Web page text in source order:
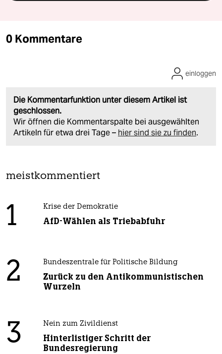
0 Kommentare
Die Kommentarfunktion unter diesem Artikel ist
geschlossen.
Wir öffnen die Kommentarspalte bei ausgewählten
Artikeln für etwa drei Tage – hier sind sie zu finden.
einloggen
meistkommentiert
1 Krise der Demokratie
AfD-Wählen als Triebabfuhr
2 Bundeszentrale für Politische Bildung
Zurück zu den Antikommunistischen
Wurzeln
3 Nein zum Zivildienst
Hinterlistiger Schritt der
Bundesregierung